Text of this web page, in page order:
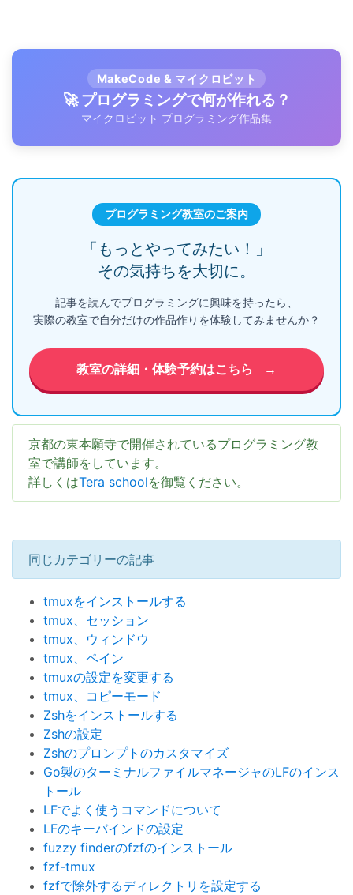
MakeCode & マイクロビット
🚀 プログラミングで何が作れる？
マイクロビット プログラミング作品集
プログラミング教室のご案内
「もっとやってみたい！」
その気持ちを大切に。
記事を読んでプログラミングに興味を持ったら、
実際の教室で自分だけの作品作りを体験してみませんか？
教室の詳細・体験予約はこちら →
京都の東本願寺で開催されているプログラミング教
室で講師をしています。
詳しくはTera schoolを御覧ください。
同じカテゴリーの記事
tmuxをインストールする
tmux、セッション
tmux、ウィンドウ
tmux、ペイン
tmuxの設定を変更する
tmux、コピーモード
Zshをインストールする
Zshの設定
Zshのプロンプトのカスタマイズ
Go製のターミナルファイルマネージャのLFのインス
トール
LFでよく使うコマンドについて
LFのキーバインドの設定
fuzzy finderのfzfのインストール
fzf-tmux
fzfで除外するディレクトリを設定する